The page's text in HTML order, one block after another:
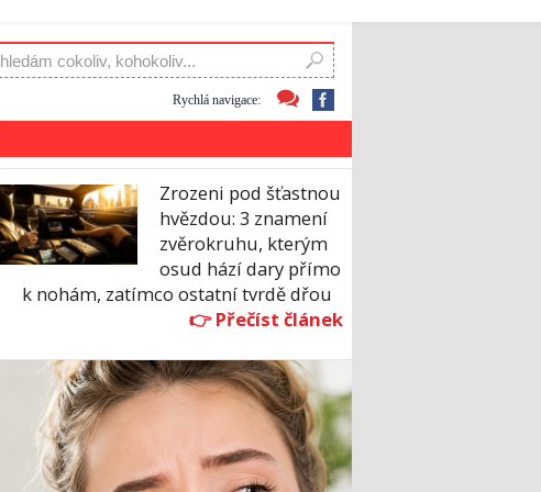
Rychlá navigace:
Zrozeni pod šťastnou
hvězdou: 3 znamení
zvěrokruhu, kterým
osud hází dary přímo
k nohám, zatímco ostatní tvrdě dřou